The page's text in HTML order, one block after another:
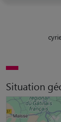
Situation